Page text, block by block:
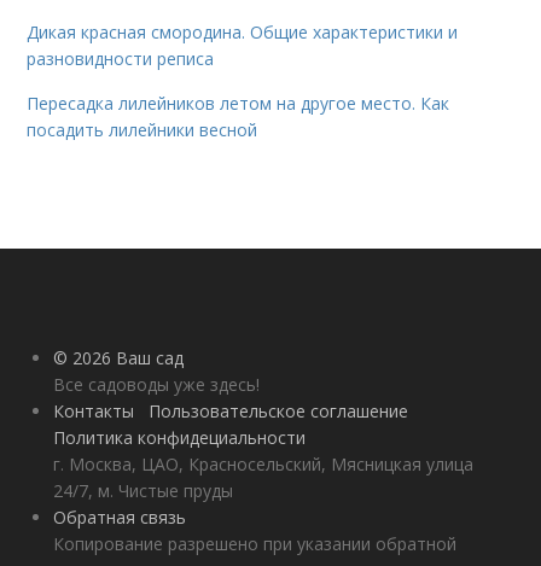
Дикая красная смородина. Общие характеристики и
разновидности реписа
Пересадка лилейников летом на другое место. Как
посадить лилейники весной
© 2026 Ваш сад
Все садоводы уже здесь!
Контакты
Пользовательское соглашение
Политика конфидециальности
г. Москва, ЦАО, Красносельский, Мясницкая улица
24/7, м. Чистые пруды
Обратная связь
Копирование разрешено при указании обратной